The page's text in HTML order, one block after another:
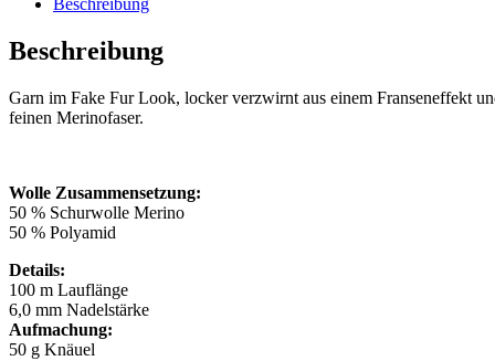
Beschreibung
Beschreibung
Garn im Fake Fur Look, locker verzwirnt aus einem Franseneffekt
feinen Merinofaser.
Wolle Zusammensetzung:
50 % Schurwolle Merino
50 % Polyamid
Details:
100 m Lauflänge
6,0 mm Nadelstärke
Aufmachung:
50 g Knäuel